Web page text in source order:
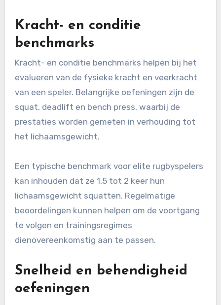
Kracht- en conditie
benchmarks
Kracht- en conditie benchmarks helpen bij het
evalueren van de fysieke kracht en veerkracht
van een speler. Belangrijke oefeningen zijn de
squat, deadlift en bench press, waarbij de
prestaties worden gemeten in verhouding tot
het lichaamsgewicht.
Een typische benchmark voor elite rugbyspelers
kan inhouden dat ze 1,5 tot 2 keer hun
lichaamsgewicht squatten. Regelmatige
beoordelingen kunnen helpen om de voortgang
te volgen en trainingsregimes
dienovereenkomstig aan te passen.
Snelheid en behendigheid
oefeningen